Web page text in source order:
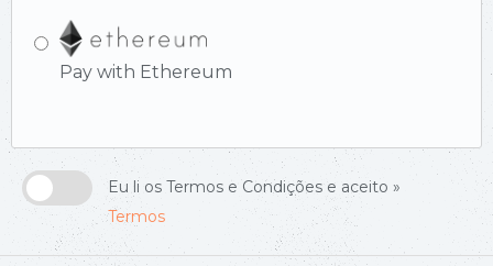
Pay with Ethereum
Eu li os Termos e Condições e aceito »
Termos